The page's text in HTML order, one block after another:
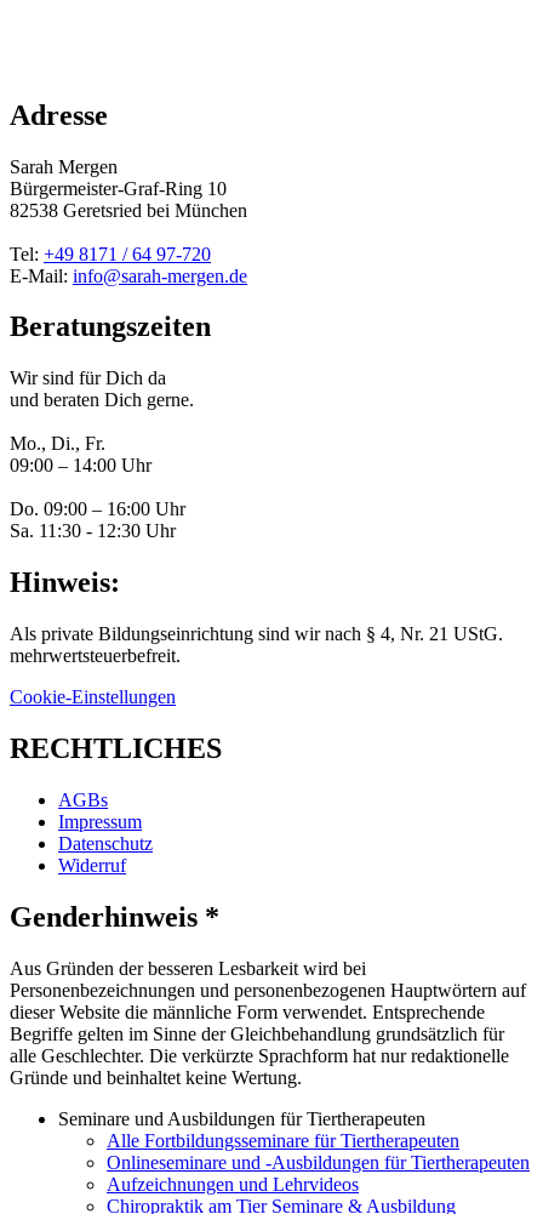
Adresse
Sarah Mergen
Bürgermeister-Graf-Ring 10
82538 Geretsried bei München
Tel: +49 8171 / 64 97-720
E-Mail: info@sarah-mergen.de
Beratungszeiten
Wir sind für Dich da
und beraten Dich gerne.
Mo., Di., Fr.
09:00 – 14:00 Uhr
Do. 09:00 – 16:00 Uhr
Sa. 11:30 - 12:30 Uhr
Hinweis:
Als private Bildungseinrichtung sind wir nach § 4, Nr. 21 UStG.
mehrwertsteuerbefreit.
Cookie-Einstellungen
RECHTLICHES
AGBs
Impressum
Datenschutz
Widerruf
Genderhinweis *
Aus Gründen der besseren Lesbarkeit wird bei
Personenbezeichnungen und personenbezogenen Hauptwörtern auf
dieser Website die männliche Form verwendet. Entsprechende
Begriffe gelten im Sinne der Gleichbehandlung grundsätzlich für
alle Geschlechter. Die verkürzte Sprachform hat nur redaktionelle
Gründe und beinhaltet keine Wertung.
Seminare und Ausbildungen für Tiertherapeuten
Alle Fortbildungsseminare für Tiertherapeuten
Onlineseminare und -Ausbildungen für Tiertherapeuten
Aufzeichnungen und Lehrvideos
Chiropraktik am Tier Seminare & Ausbildung